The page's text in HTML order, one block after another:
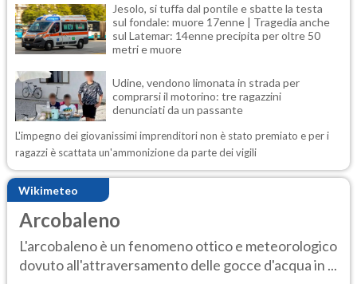
Jesolo, si tuffa dal pontile e sbatte la testa
sul fondale: muore 17enne | Tragedia anche
sul Latemar: 14enne precipita per oltre 50
metri e muore
Udine, vendono limonata in strada per
comprarsi il motorino: tre ragazzini
denunciati da un passante
L'impegno dei giovanissimi imprenditori non è stato premiato e per i
ragazzi è scattata un'ammonizione da parte dei vigili
Wikimeteo
Arcobaleno
L'arcobaleno è un fenomeno ottico e meteorologico
dovuto all'attraversamento delle gocce d'acqua in ...